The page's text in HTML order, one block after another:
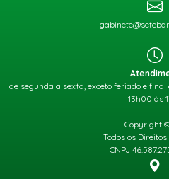
de segunda a sexta, exceto feriado e
13h00 às
Copyright
Todos os
CNPJ